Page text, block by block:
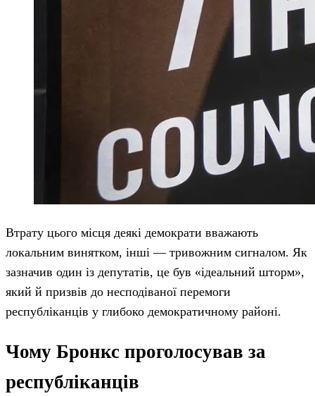
Втрату цього місця деякі демократи вважають
локальним винятком, інші — тривожним сигналом. Як
зазначив один із депутатів, це був «ідеальний шторм»,
який й призвів до несподіваної перемоги
республіканців у глибоко демократичному районі.
Чому Бронкс проголосував за
республіканців